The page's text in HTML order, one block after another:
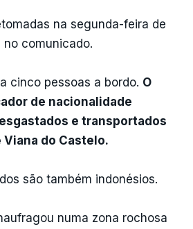
na segunda-feira de
comunicado.
cinco pessoas a bordo. O
de nacionalidade
e transportados
do Castelo.
são também indonésios.
numa zona rochosa